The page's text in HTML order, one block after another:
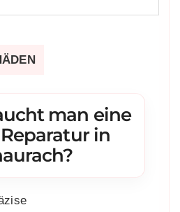
man eine
in